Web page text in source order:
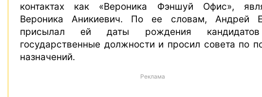
контактах как «Вероника Фэншуй Офис»,
Вероника Аникиевич. По ее словам, Андрей
присылал ей даты рождения
государственные должности и просил совета по
назначений.
Реклама